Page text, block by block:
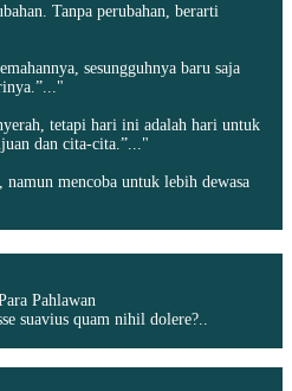
Tanpa perubahan, berarti
sesungguhnya baru saja
tetapi hari ini adalah hari untuk
dan cita-cita.”..."
mencoba untuk lebih dewasa
Pahlawan
suavius quam nihil dolere?..